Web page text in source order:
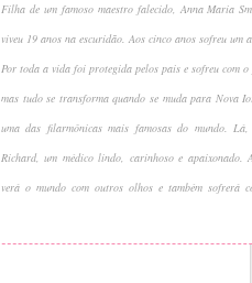
Filha de um famoso maestro falecido, Anna Maria
viveu 19 anos na escuridão. Aos cinco anos sofreu um
Por toda a vida foi protegida pelos pais e sofreu com o
mas tudo se transforma quando se muda para Nova
uma das filarmônicas mais famosas do mundo.
Richard, um médico lindo, carinhoso e apaixonado.
verá o mundo com outros olhos e também sofrerá